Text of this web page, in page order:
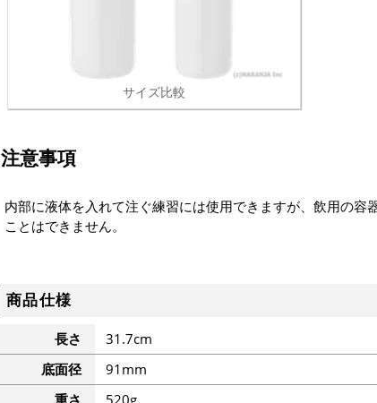
サイズ比較
注意事項
内部に液体を入れて注ぐ練習には使用できますが、飲用の容
ことはできません。
商品仕様
長さ
31.7cm
底面径
91mm
重さ
520g